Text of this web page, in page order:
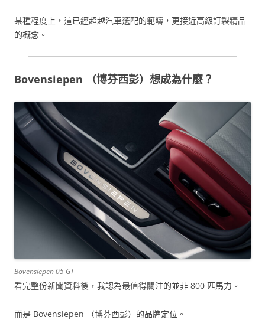
某種程度上，這已經超越汽車選配的範疇，更接近高級訂製精品
的概念。
Bovensiepen （博芬西彭）想成為什麼？
Bovensiepen 05 GT
看完整份新聞資料後，我認為最值得關注的並非 800 匹馬力。
而是 Bovensiepen （博芬西彭）的品牌定位。